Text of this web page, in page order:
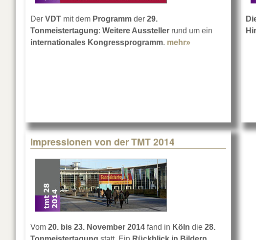
Der VDT mit dem Programm der 29.
Tonmeistertagung: Weitere Aussteller rund um ein
internationales Kongressprogramm. mehr»
Impressionen von der TMT 2014
Vom 20. bis 23. November 2014 fand in Köln die 28.